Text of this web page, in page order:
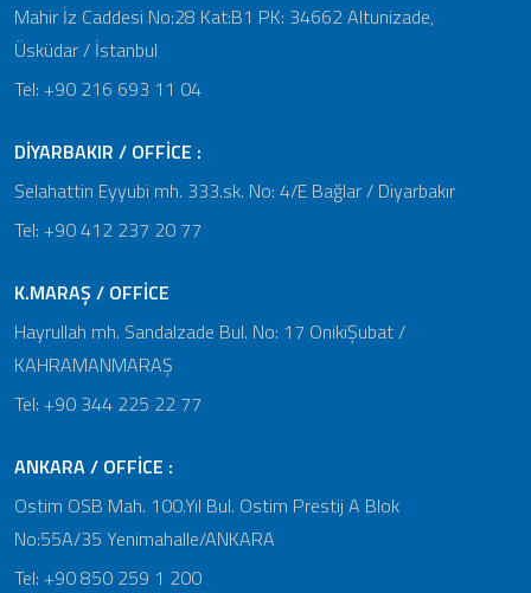
Mahir İz Caddesi No:28 Kat:B1 PK: 34662 Altunizade,
Üsküdar / İstanbul
Tel: +90 216 693 11 04
DİYARBAKIR / OFFİCE :
Selahattin Eyyubi mh. 333.sk. No: 4/E Bağlar / Diyarbakır
Tel: +90 412 237 20 77
K.MARAŞ / OFFİCE
Hayrullah mh. Sandalzade Bul. No: 17 OnikiŞubat /
KAHRAMANMARAŞ
Tel: +90 344 225 22 77
ANKARA / OFFİCE :
Ostim OSB Mah. 100.Yıl Bul. Ostim Prestij A Blok
No:55A/35 Yenimahalle/ANKARA
Tel: +90 850 259 1 200